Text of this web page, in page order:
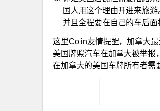
国人用这个理由开进来旅
并且全程要在自己的车后面
这里Colin友情提醒，加拿大
美国牌照汽车在加拿大被举报
在加拿大的美国车牌所有者需